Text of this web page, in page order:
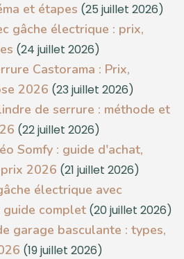
et étapes (25 juillet 2026)
gâche électrique : prix,
(24 juillet 2026)
Castorama : Prix,
2026 (23 juillet 2026)
de serrure : méthode et
(22 juillet 2026)
Somfy : guide d'achat,
2026 (21 juillet 2026)
électrique avec
complet (20 juillet 2026)
garage basculante : types,
(19 juillet 2026)